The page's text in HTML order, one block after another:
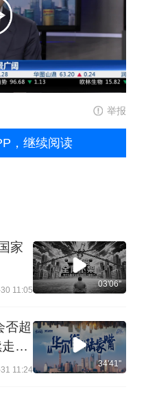
举报
，继续阅读
家
11:05
03'06''
否超
弱
能 押
11:24
34'41''